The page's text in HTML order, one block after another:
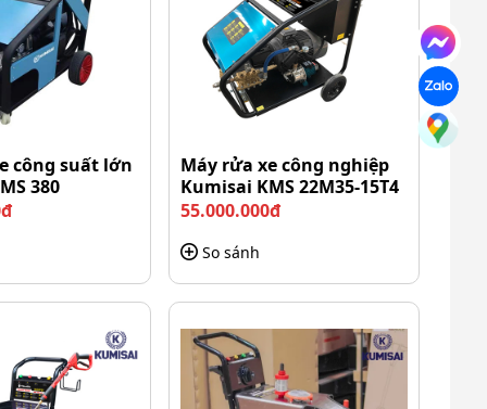
công suất lớn
380
Máy rửa xe công nghiệp
Kumisai KMS 22M35-15T4
55.000.000đ
So sánh